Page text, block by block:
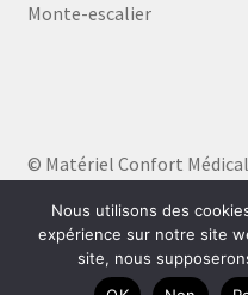
Monte-escalier
© Matériel Confort
Nous utilisons des
expérience sur notre site
site, nous